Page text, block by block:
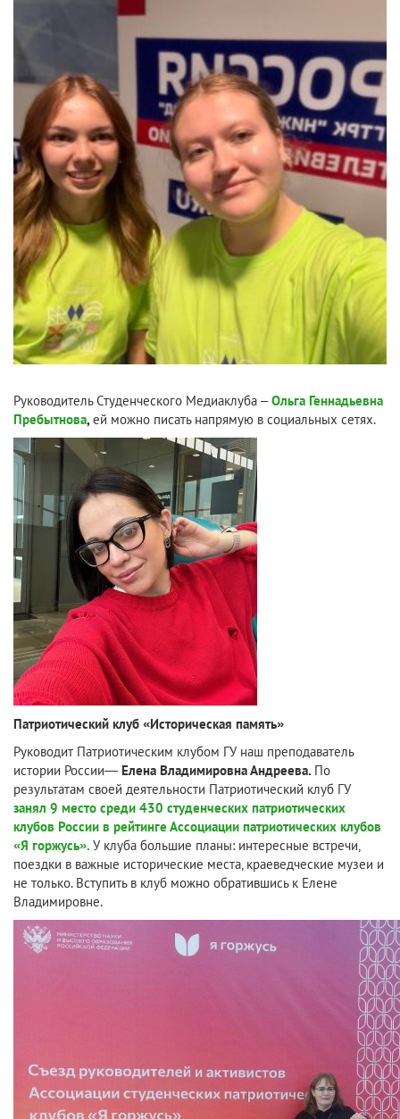
Руководитель Студенческого Медиаклуба –Ольга Геннадьевна
Пребытнова, ей можно писать напрямую в социальных сетях.
Патриотический клуб «Историческая память»
Руководит Патриотическим клубом ГУ наш преподаватель
истории России— Елена Владимировна Андреева. По
результатам своей деятельности Патриотический клуб ГУ
занял 9 место среди 430 студенческих патриотических
клубов России в рейтинге Ассоциации патриотических клубов
«Я горжусь». У клуба большие планы: интересные встречи,
поездки в важные исторические места, краеведческие музеи и
не только. Вступить в клуб можно обратившись к Елене
Владимировне.